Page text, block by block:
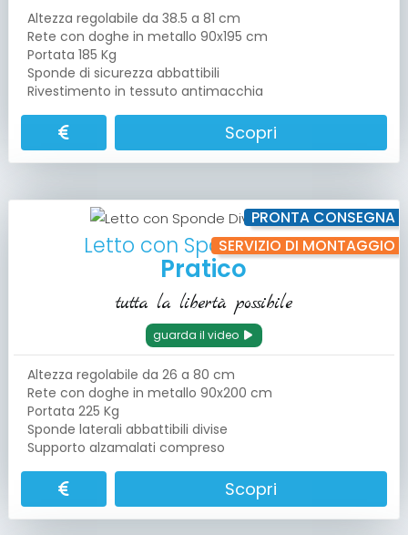
Altezza regolabile da 38.5 a 81 cm
Rete con doghe in metallo 90x195 cm
Portata 185 Kg
Sponde di sicurezza abbattibili
Rivestimento in tessuto antimacchia
Scopri
PRONTA CONSEGNA
SERVIZIO DI MONTAGGIO
Letto con Sponde Divise
Pratico
tutta la libertà possibile
guarda il video
Altezza regolabile da 26 a 80 cm
Rete con doghe in metallo 90x200 cm
Portata 225 Kg
Sponde laterali abbattibili divise
Supporto alzamalati compreso
Scopri